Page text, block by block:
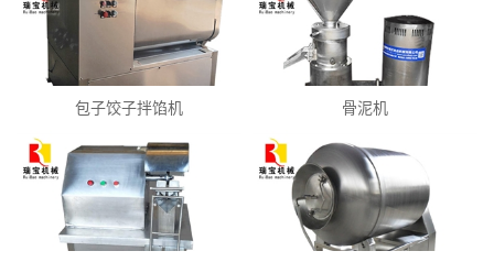
包子饺子拌馅机 骨泥机